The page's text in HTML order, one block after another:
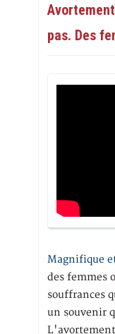
pas. Des
Magnifique
des femmes
souffrances
un souvenir